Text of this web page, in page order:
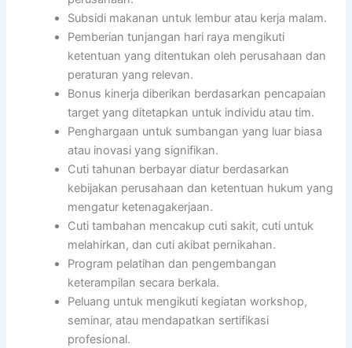
Subsidi makanan untuk lembur atau kerja malam.
Pemberian tunjangan hari raya mengikuti
ketentuan yang ditentukan oleh perusahaan dan
peraturan yang relevan.
Bonus kinerja diberikan berdasarkan pencapaian
target yang ditetapkan untuk individu atau tim.
Penghargaan untuk sumbangan yang luar biasa
atau inovasi yang signifikan.
Cuti tahunan berbayar diatur berdasarkan
kebijakan perusahaan dan ketentuan hukum yang
mengatur ketenagakerjaan.
Cuti tambahan mencakup cuti sakit, cuti untuk
melahirkan, dan cuti akibat pernikahan.
Program pelatihan dan pengembangan
keterampilan secara berkala.
Peluang untuk mengikuti kegiatan workshop,
seminar, atau mendapatkan sertifikasi
profesional.